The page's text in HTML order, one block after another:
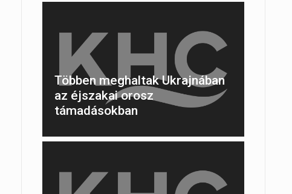
Többen meghaltak Ukrajnában
az éjszakai orosz
támadásokban